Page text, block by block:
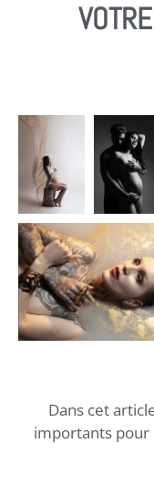
Dans cet
importants pour